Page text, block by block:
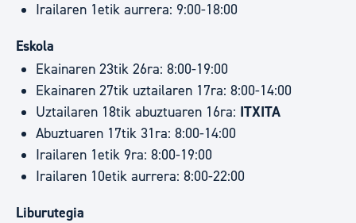
Irailaren 1etik aurrera: 9:00-18:00
Eskola
Ekainaren 23tik 26ra: 8:00-19:00
Ekainaren 27tik uztailaren 17ra: 8:00-14:00
Uztailaren 18tik abuztuaren 16ra: ITXITA
Abuztuaren 17tik 31ra: 8:00-14:00
Irailaren 1etik 9ra: 8:00-19:00
Irailaren 10etik aurrera: 8:00-22:00
Liburutegia​​​​​​​